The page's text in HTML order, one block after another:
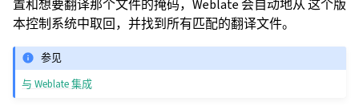
置和想要翻译那个文件的掩码，Weblate 会自动地从 这个版
本控制系统中取回，并找到所有匹配的翻译文件。
参见
与 Weblate 集成